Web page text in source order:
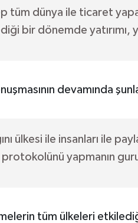
tüm dünya ile ticaret
bir dönemde
devamında
ülkesi ile insanları ile
protokolünü yapmanın
tüm ülkeleri